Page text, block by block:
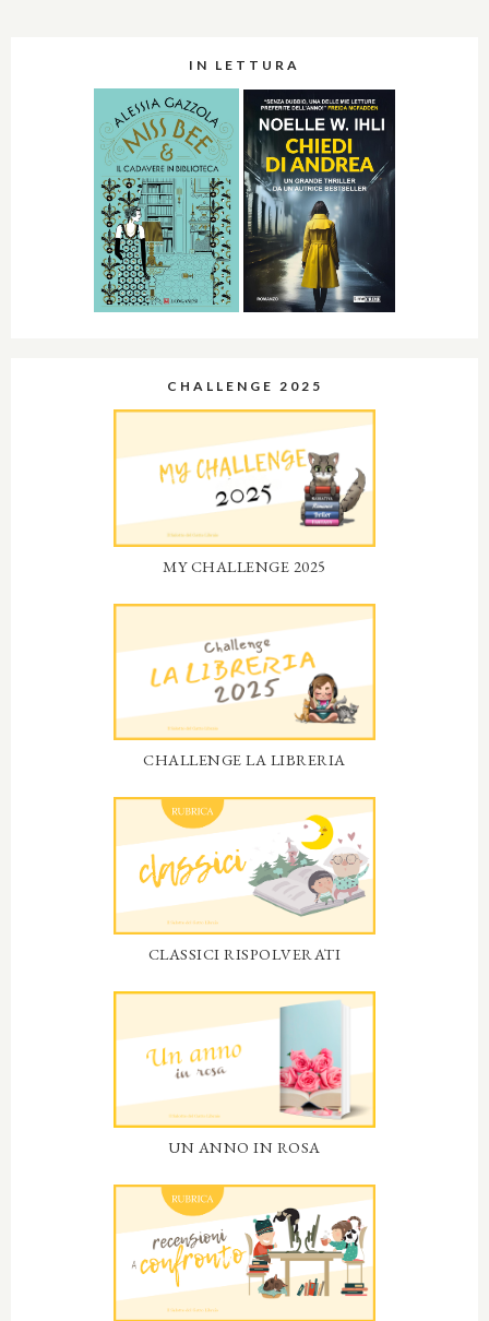
IN LETTURA
CHALLENGE 2025
MY CHALLENGE 2025
CHALLENGE LA LIBRERIA
CLASSICI RISPOLVERATI
UN ANNO IN ROSA